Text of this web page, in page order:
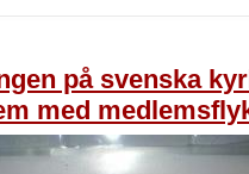
på svenska
med